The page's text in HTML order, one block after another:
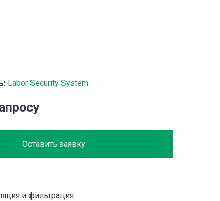
Labor Security System
Оставить заявку
и фильтрация.